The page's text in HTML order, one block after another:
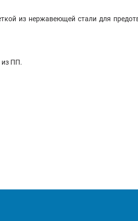
из нержавеющей стали для
из ПП.